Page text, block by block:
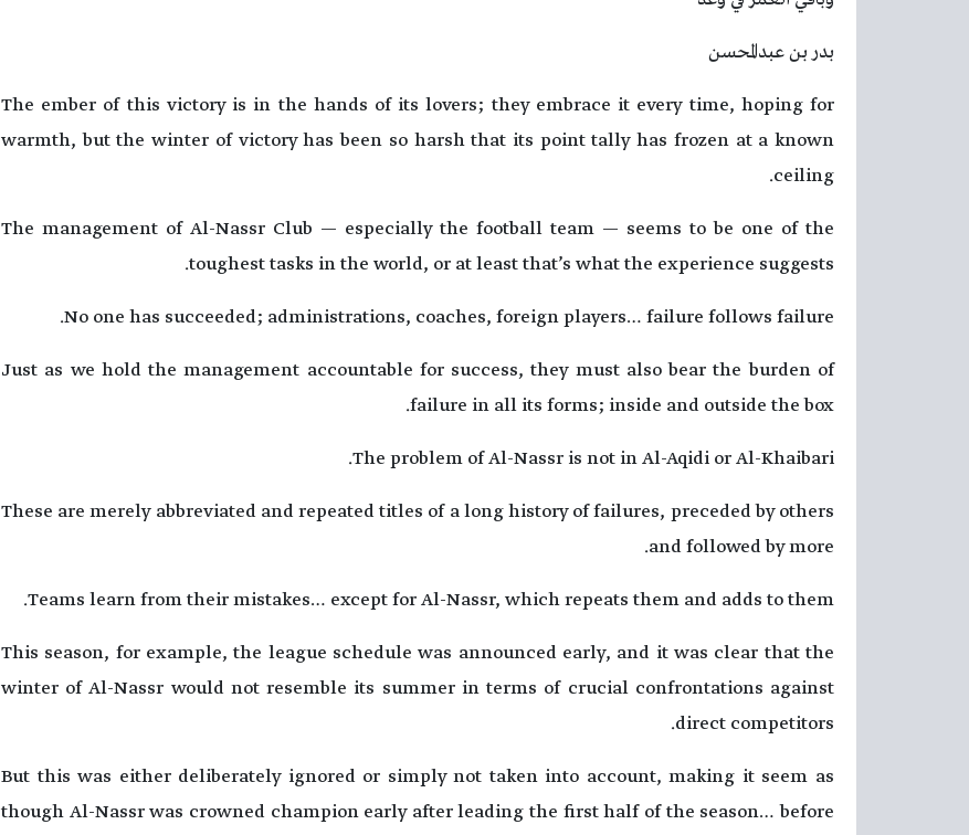
بدر بن عبدالمحسن
The ember of this victory is in the hands of its lovers; they embrace it every time, hoping for
warmth, but the winter of victory has been so harsh that its point tally has frozen at a known
ceiling.
The management of Al-Nassr Club — especially the football team — seems to be one of the
toughest tasks in the world, or at least that’s what the experience suggests.
No one has succeeded; administrations, coaches, foreign players… failure follows failure.
Just as we hold the management accountable for success, they must also bear the burden of
failure in all its forms; inside and outside the box.
The problem of Al-Nassr is not in Al-Aqidi or Al-Khaibari.
These are merely abbreviated and repeated titles of a long history of failures, preceded by others
and followed by more.
Teams learn from their mistakes… except for Al-Nassr, which repeats them and adds to them.
This season, for example, the league schedule was announced early, and it was clear that the
winter of Al-Nassr would not resemble its summer in terms of crucial confrontations against
direct competitors.
But this was either deliberately ignored or simply not taken into account, making it seem as
though Al-Nassr was crowned champion early after leading the first half of the season… before